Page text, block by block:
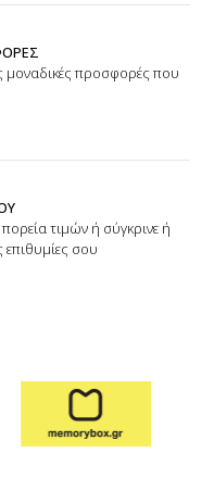
προσφορές που
τιμών ή σύγκρινε ή
σου